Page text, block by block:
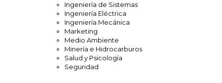
Ingeniería de Sistemas
Ingeniería Eléctrica
Ingeniería Mecánica
Marketing
Medio Ambiente
Minería e Hidrocarburos
Salud y Psicología
Seguridad